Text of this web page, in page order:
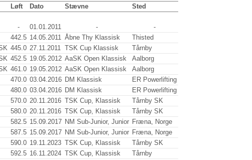
Løft Dato Stævne
Sted
- 01.01.2011 -
-
442.5 14.05.2011 Åbne Thy Klassisk
Thisted
445.0 27.11.2011 TSK Cup Klassisk
Tårnby
452.5 19.05.2012 AaSK Open Klassisk
Aalborg
461.0 19.05.2012 AaSK Open Klassisk
Aalborg
470.0 03.04.2016 DM Klassisk
ER Powerlifting
480.0 03.04.2016 DM Klassisk
ER Powerlifting
570.0 20.11.2016 TSK Cup, Klassisk
Tårnby SK
580.0 20.11.2016 TSK Cup, Klassisk
Tårnby SK
582.5 15.09.2017 NM Sub-Junior, Junior Fræna, Norge
587.5 15.09.2017 NM Sub-Junior, Junior Fræna, Norge
590.0 19.11.2023 TSK Cup, Klassisk
Tårnby SK
592.5 16.11.2024 TSK Cup, Klassisk Tårnby